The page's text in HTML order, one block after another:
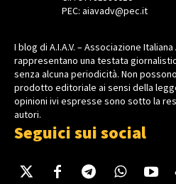
PEC: aiavadv@pec.it
I blog di A.I.A.V. – Associazione
rappresentano una testata
senza alcuna periodicità. Non
prodotto editoriale ai sensi della
opinioni ivi espresse sono sotto la
autori.
Seguici sui social